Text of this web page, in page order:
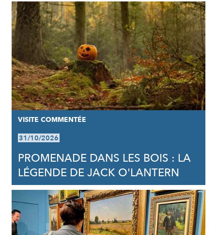
VISITE COMMENTÉE
31/10/2026
PROMENADE DANS LES BOIS : LA
LÉGENDE DE JACK O'LANTERN